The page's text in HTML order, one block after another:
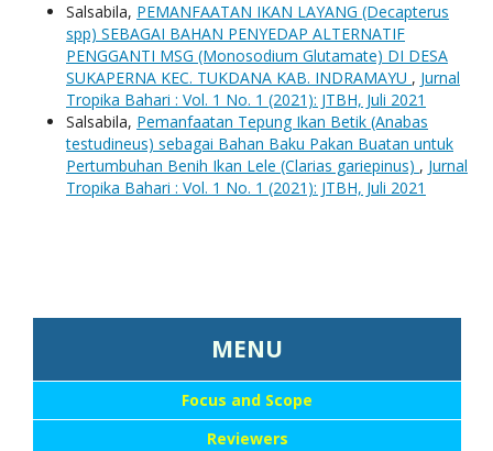
Salsabila, PEMANFAATAN IKAN LAYANG (Decapterus
spp) SEBAGAI BAHAN PENYEDAP ALTERNATIF
PENGGANTI MSG (Monosodium Glutamate) DI DESA
SUKAPERNA KEC. TUKDANA KAB. INDRAMAYU , Jurnal
Tropika Bahari : Vol. 1 No. 1 (2021): JTBH, Juli 2021
Salsabila, Pemanfaatan Tepung Ikan Betik (Anabas
testudineus) sebagai Bahan Baku Pakan Buatan untuk
Pertumbuhan Benih Ikan Lele (Clarias gariepinus) , Jurnal
Tropika Bahari : Vol. 1 No. 1 (2021): JTBH, Juli 2021
MENU
Focus and Scope
Reviewers